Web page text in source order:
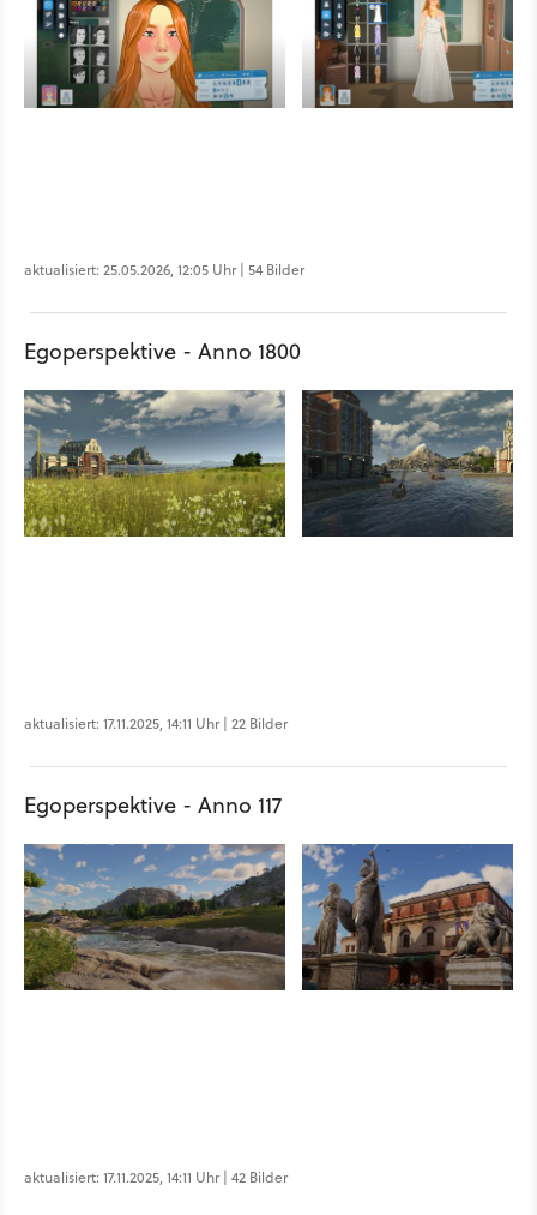
aktualisiert: 25.05.2026, 12:05 Uhr | 54 Bilder
Egoperspektive - Anno 1800
aktualisiert: 17.11.2025, 14:11 Uhr | 22 Bilder
Egoperspektive - Anno 117
aktualisiert: 17.11.2025, 14:11 Uhr | 42 Bilder